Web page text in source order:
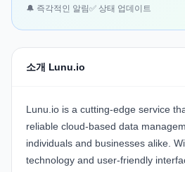
🔔 즉각적인 알림✅ 상태 업데이트
소개 Lunu.io
Lunu.io is a cutting-edge service
reliable cloud-based data
individuals and businesses alike.
technology and user-friendly